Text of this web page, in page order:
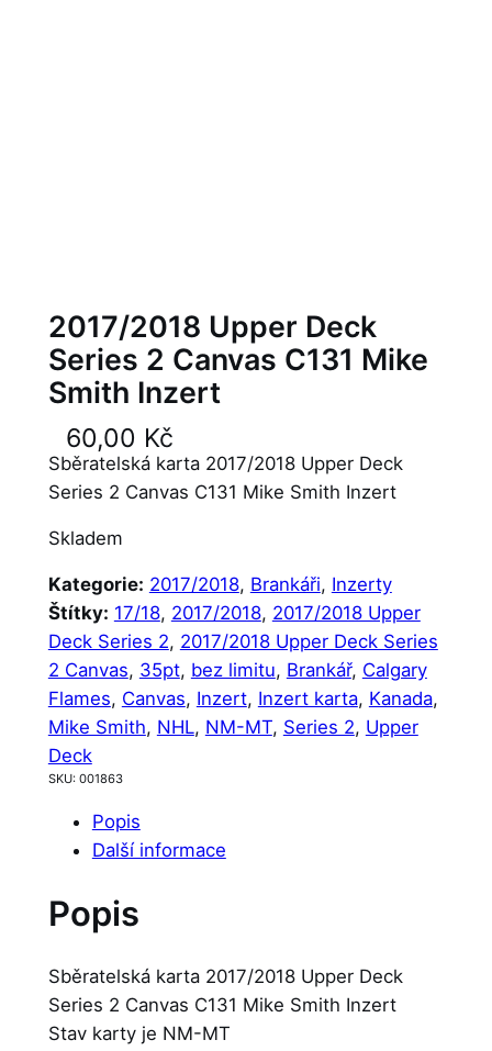
2017/2018 Upper Deck
Series 2 Canvas C131 Mike
Smith Inzert
60,00 Kč
Sběratelská karta 2017/2018 Upper Deck
Series 2 Canvas C131 Mike Smith Inzert
Skladem
Kategorie: 2017/2018, Brankáři, Inzerty
Štítky: 17/18, 2017/2018, 2017/2018 Upper
Deck Series 2, 2017/2018 Upper Deck Series
2 Canvas, 35pt, bez limitu, Brankář, Calgary
Flames, Canvas, Inzert, Inzert karta, Kanada
Mike Smith, NHL, NM-MT, Series 2, Upper
Deck
SKU: 001863
Popis
Další informace
Popis
Sběratelská karta 2017/2018 Upper Deck
Series 2 Canvas C131 Mike Smith Inzert
Stav karty je NM-MT